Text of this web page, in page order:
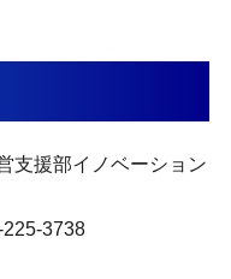
支援部イノベーション
3738